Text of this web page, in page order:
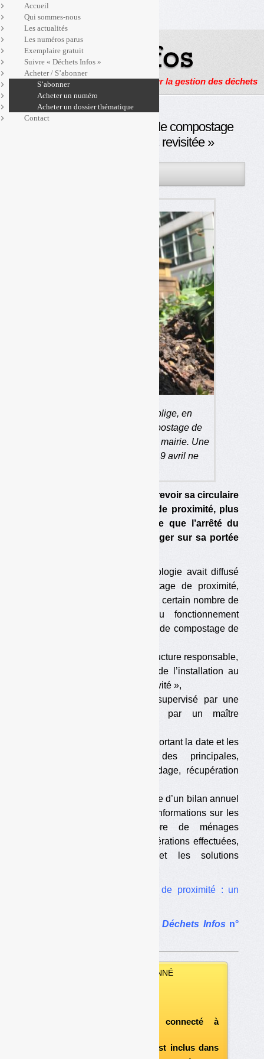
Actualités, enquêtes et reportages sur la gestion des déchets
La circulaire de 2012 sur le compostage
de proximité bientôt « revisitée »
La circulaire de 2012 oblige, en
principe, les sites de compostage de
proximité à être déclarés en mairie. Une
obligation que l’arrêté du 9 avril ne
Le ministère de l’Ecologie va revoir sa circulaire
de 2012 sur le compostage de proximité, plus
précise et plus contraignante que l’arrêté du
9 avril. Mais on peut s’interroger sur sa portée
En 2012, le ministère de l’Ecologie avait diffusé
une circulaire sur le compostage de proximité,
assez précise. Elle énonçait un certain nombre de
« conditions nécessaires au fonctionnement
satisfaisant d’une installation » de compostage de
— l’identification claire de la structure responsable,
— la « déclaration préalable de l’installation au
service urbanisme de la collectivité »,
— le fait que le site soit « supervisé par une
organisation compétente ou par un maître
— la « tenue d’un registre comportant la date et les
conditions de réalisation des principales,
opérations : retournements, vidage, récupération
— la « réalisation et [l’]archivage d’un bilan annuel
synthétique » comportant des informations sur les
quantités traitées, le nombre de ménages
participants, les principales opérations effectuées,
les problèmes rencontrés et les solutions
Compostage de proximité : un
Déchets Infosn°
VOUS ÊTES ABONNÉ
après vous être connecté à
et si le document est inclus dans
Accueil
Qui sommes-nous
Les actualités
Les numéros parus
Exemplaire gratuit
Suivre « Déchets Infos »
Acheter / S’abonner
S’abonner
Acheter un numéro
Acheter un dossier thématique
Contact